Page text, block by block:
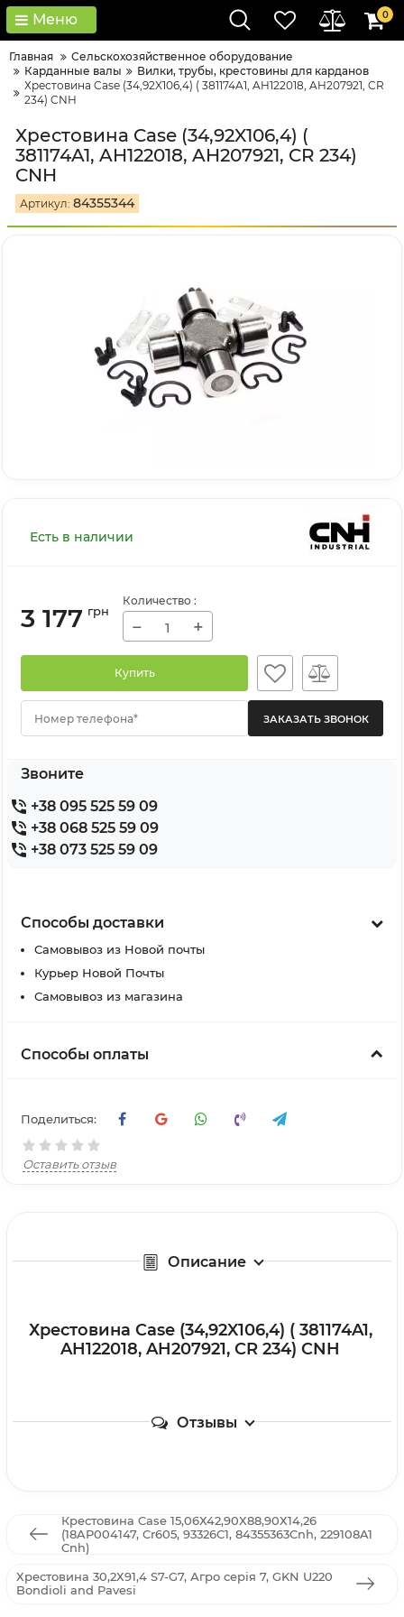
Меню 0
Главная
Сельскохозяйственное оборудование
Карданные валы
Вилки, трубы, крестовины для карданов
Хрестовина Case (34,92X106,4) ( 381174A1, AH122018, AH207921, CR
234) CNH
Хрестовина Case (34,92X106,4) (
381174A1, AH122018, AH207921, CR 234)
CNH
Артикул: 84355344
Есть в наличии
3 177 грн
Количество :
− +
Купить
Номер телефона*
Звоните
+38 095 525 59 09
+38 068 525 59 09
+38 073 525 59 09
Способы доставки
Самовывоз из Новой почты
Курьер Новой Почты
Самовывоз из магазина
Способы оплаты
Поделиться:
Оставить отзыв
Описание
Хрестовина Case (34,92X106,4) ( 381174A1,
AH122018, AH207921, CR 234) CNH
Отзывы
Крестовина Case 15,06Х42,90Х88,90Х14,26
(18AP004147, Cr605, 93326C1, 84355363Cnh, 229108A1
Cnh)
Хрестовина 30,2Х91,4 S7-G7, Агро серія 7, GKN U220
Bondioli and Pavesi